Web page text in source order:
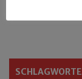
SCHLAGWORTE